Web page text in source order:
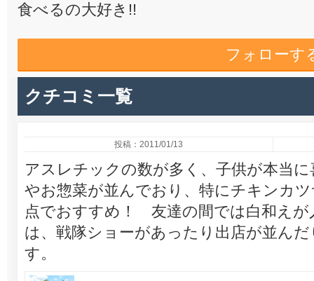
食べるの大好き!!
フォローす
クチコミ一覧
投稿：2011/01/13
アスレチックの数が多く、子供が本当
やお惣菜が並んでおり、特にチキンカ
点でおすすめ！ 友達の間では白和えが
は、戦隊ショーがあったり出店が並ん
す。